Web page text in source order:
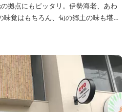
拠点にもピッタリ。伊勢海老、あわ
覚はもちろん、旬の郷土の味も堪能